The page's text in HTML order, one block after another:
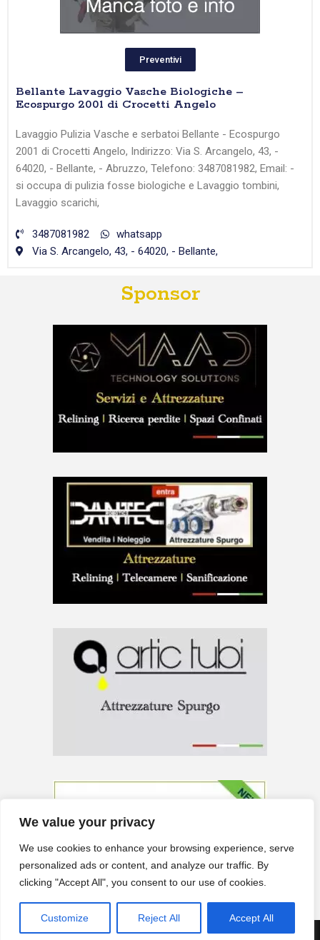
We value your privacy
We use cookies to enhance your browsing experience, serve
personalized ads or content, and analyze our traffic. By
clicking "Accept All", you consent to our use of cookies.
Customize Reject All Accept All
Preventivi
Bellante Lavaggio Vasche Biologiche –
Ecospurgo 2001 di Crocetti Angelo
Lavaggio Pulizia Vasche e serbatoi Bellante - Ecospurgo
2001 di Crocetti Angelo, Indirizzo: Via S. Arcangelo, 43, -
64020, - Bellante, - Abruzzo, Telefono: 3487081982, Email: -
si occupa di pulizia fosse biologiche e Lavaggio tombini,
Lavaggio scarichi,
3487081982
whatsapp
Via S. Arcangelo, 43, - 64020, - Bellante,
Sponsor
Neve| Powered byWordPress